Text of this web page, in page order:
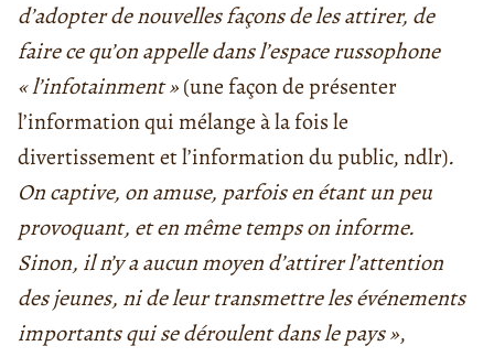
d’adopter de nouvelles façons de les attirer, de
faire ce qu’on appelle dans l’espace russophone
« l’infotainment »(une façon de présenter
l’information qui mélange à la fois le
divertissement et l’information du public, ndlr).
On captive, on amuse, parfois en étant un peu
provoquant, et en même temps on informe.
Sinon, il n’y a aucun moyen d’attirer l’attention
des jeunes, ni de leur transmettre les événements
importants qui se déroulent dans le pays »,